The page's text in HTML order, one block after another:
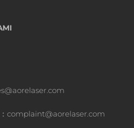
complaint@aorelaser.com